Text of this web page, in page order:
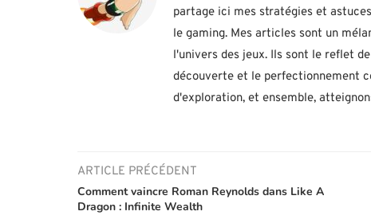
partage ici mes stratégies et
le gaming. Mes articles sont un
l'univers des jeux. Ils sont le reflet
découverte et le perfectionnement
d'exploration, et ensemble,
ARTICLE PRÉCÉDENT
Comment vaincre Roman Reynolds dans Like A
Dragon : Infinite Wealth